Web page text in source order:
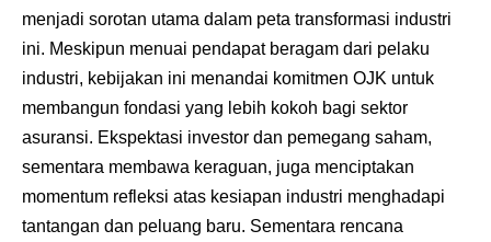
menjadi sorotan utama dalam peta transformasi industri
ini. Meskipun menuai pendapat beragam dari pelaku
industri, kebijakan ini menandai komitmen OJK untuk
membangun fondasi yang lebih kokoh bagi sektor
asuransi. Ekspektasi investor dan pemegang saham,
sementara membawa keraguan, juga menciptakan
momentum refleksi atas kesiapan industri menghadapi
tantangan dan peluang baru. Sementara rencana